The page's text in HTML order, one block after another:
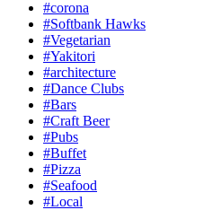
#corona
#Softbank Hawks
#Vegetarian
#Yakitori
#architecture
#Dance Clubs
#Bars
#Craft Beer
#Pubs
#Buffet
#Pizza
#Seafood
#Local